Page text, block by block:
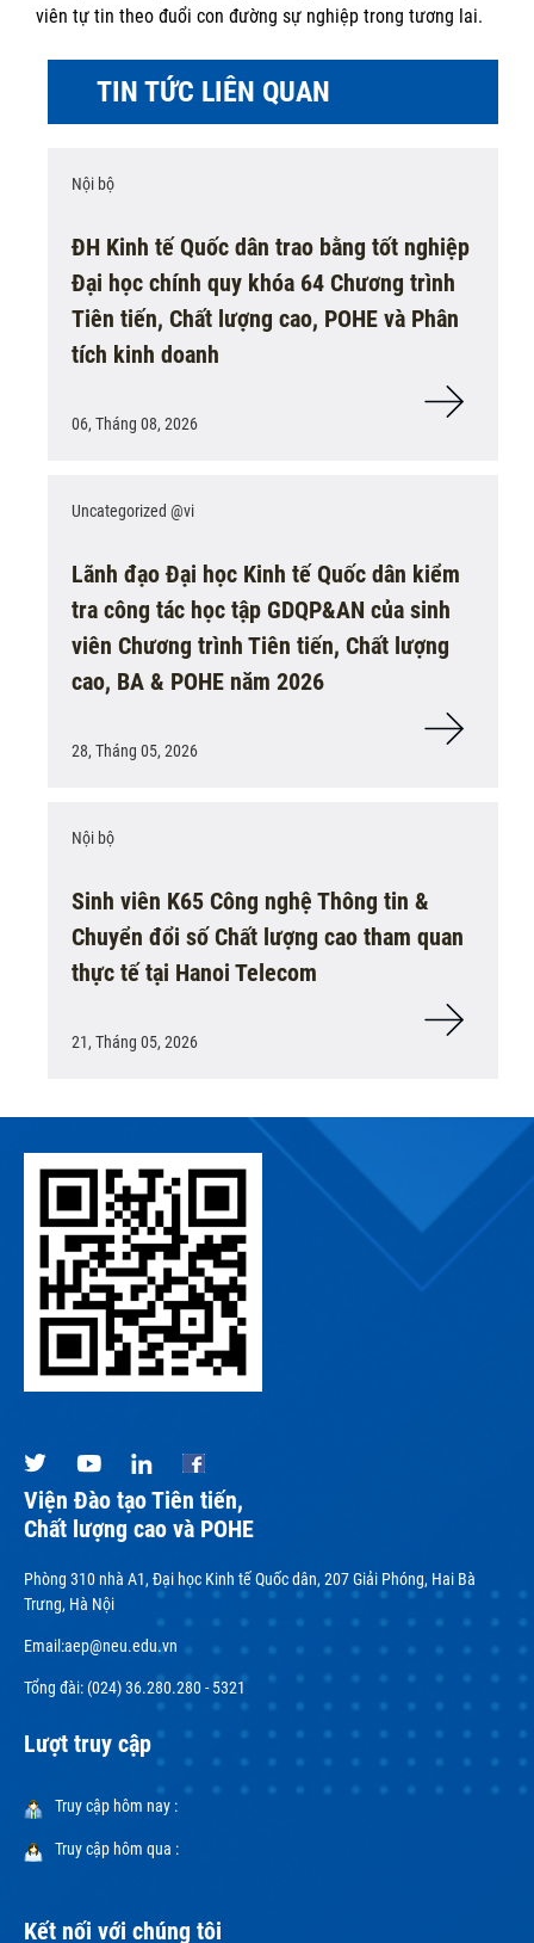
viên tự tin theo đuổi con đường sự nghiệp trong tương lai.
TIN TỨC LIÊN QUAN
Nội bộ
ĐH Kinh tế Quốc dân trao bằng tốt nghiệp
Đại học chính quy khóa 64 Chương trình
Tiên tiến, Chất lượng cao, POHE và Phân
tích kinh doanh
06, Tháng 08, 2026
Uncategorized @vi
Lãnh đạo Đại học Kinh tế Quốc dân kiểm
tra công tác học tập GDQP&AN của sinh
viên Chương trình Tiên tiến, Chất lượng
cao, BA & POHE năm 2026
28, Tháng 05, 2026
Nội bộ
Sinh viên K65 Công nghệ Thông tin &
Chuyển đổi số Chất lượng cao tham quan
thực tế tại Hanoi Telecom
21, Tháng 05, 2026
Viện Đào tạo Tiên tiến,
Chất lượng cao và POHE
Phòng 310 nhà A1, Đại học Kinh tế Quốc dân, 207 Giải Phóng, Hai Bà
Trưng, Hà Nội
Email:aep@neu.edu.vn
Tổng đài: (024) 36.280.280 - 5321
Lượt truy cập
Truy cập hôm nay :
Truy cập hôm qua :
Kết nối với chúng tôi